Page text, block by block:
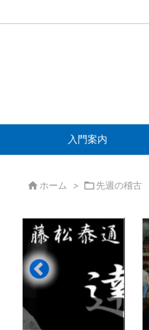
入門案内
 ホーム > 先週の稽古